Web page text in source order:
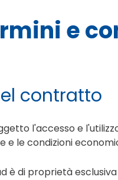
e
contratto
l'accesso e
condizioni
è di proprietà esclusiva